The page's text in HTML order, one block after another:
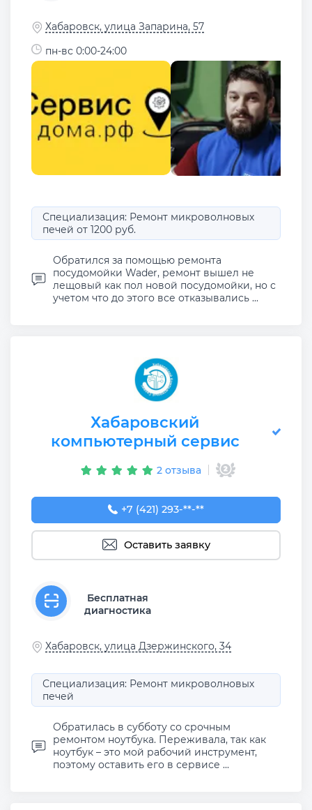
Хабаровск, улица Запарина, 57
пн-вс 0:00-24:00
Специализация: Ремонт микроволновых
печей от 1200 руб.
Обратился за помощью ремонта
посудомойки Wader, ремонт вышел не
лещовый как пол новой посудомойки, но с
учетом что до этого все отказывались ...
Хабаровский
компьютерный сервис
2 отзыва
+7 (421) 293-73-64
+7 (421) 293-**-**
Оставить заявку
Бесплатная
диагностика
Хабаровск, улица Дзержинского, 34
Специализация: Ремонт микроволновых
печей
Обратилась в субботу со срочным
ремонтом ноутбука. Переживала, так как
ноутбук – это мой рабочий инструмент,
поэтому оставить его в сервисе ...